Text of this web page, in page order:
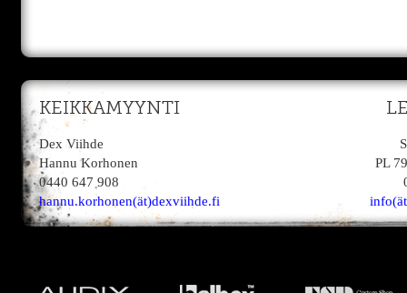
KEIKKAMYYNTI
Dex Viihde
Hannu Korhonen
0440 647 908
hannu.korhonen(ät)dexviihde.fi
PL